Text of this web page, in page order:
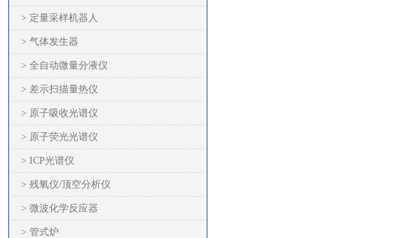
> 定量采样机器人
> 气体发生器
> 全自动微量分液仪
> 差示扫描量热仪
> 原子吸收光谱仪
> 原子荧光光谱仪
> ICP光谱仪
> 残氧仪/顶空分析仪
> 微波化学反应器
> 管式炉